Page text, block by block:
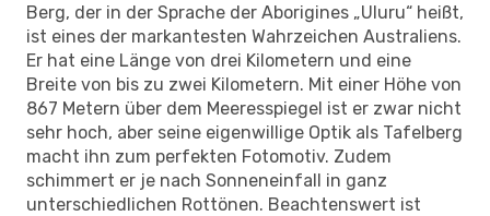
Berg, der in der Sprache der Aborigines „Uluru“ heißt,
ist eines der markantesten Wahrzeichen Australiens.
Er hat eine Länge von drei Kilometern und eine
Breite von bis zu zwei Kilometern. Mit einer Höhe von
867 Metern über dem Meeresspiegel ist er zwar nicht
sehr hoch, aber seine eigenwillige Optik als Tafelberg
macht ihn zum perfekten Fotomotiv. Zudem
schimmert er je nach Sonneneinfall in ganz
unterschiedlichen Rottönen. Beachtenswert ist